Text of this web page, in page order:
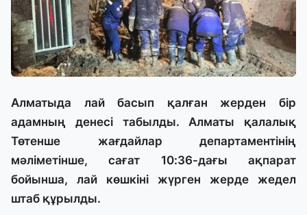
Алматыда лай басып қалған жерден бір
адамның денесі табылды. Алматы қалалық
Төтенше жағдайлар департаментінің
мәліметінше, сағат 10:36-дағы ақпарат
бойынша, лай көшкіні жүрген жерде жедел
штаб құрылды.